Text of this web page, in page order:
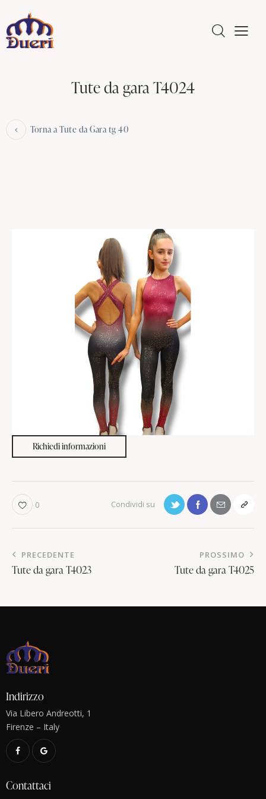
Tute da gara T4024
Torna a Tute da Gara tg 40
Richiedi informazioni
0
PRECEDENTE
Tute da gara T4023
PROSSIMO
Tute da gara T4025
Indirizzo
Via Libero Andreotti, 1
Firenze – Italy
Contattaci